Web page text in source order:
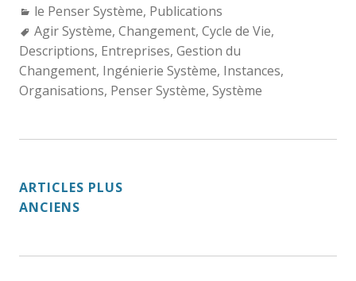
Categories:
le Penser Système, Publications
Tags:
Agir Système, Changement, Cycle de Vie,
Descriptions, Entreprises, Gestion du
Changement, Ingénierie Système, Instances,
Organisations, Penser Système, Système
NAVIGATION
DES
ARTICLES PLUS
ANCIENS